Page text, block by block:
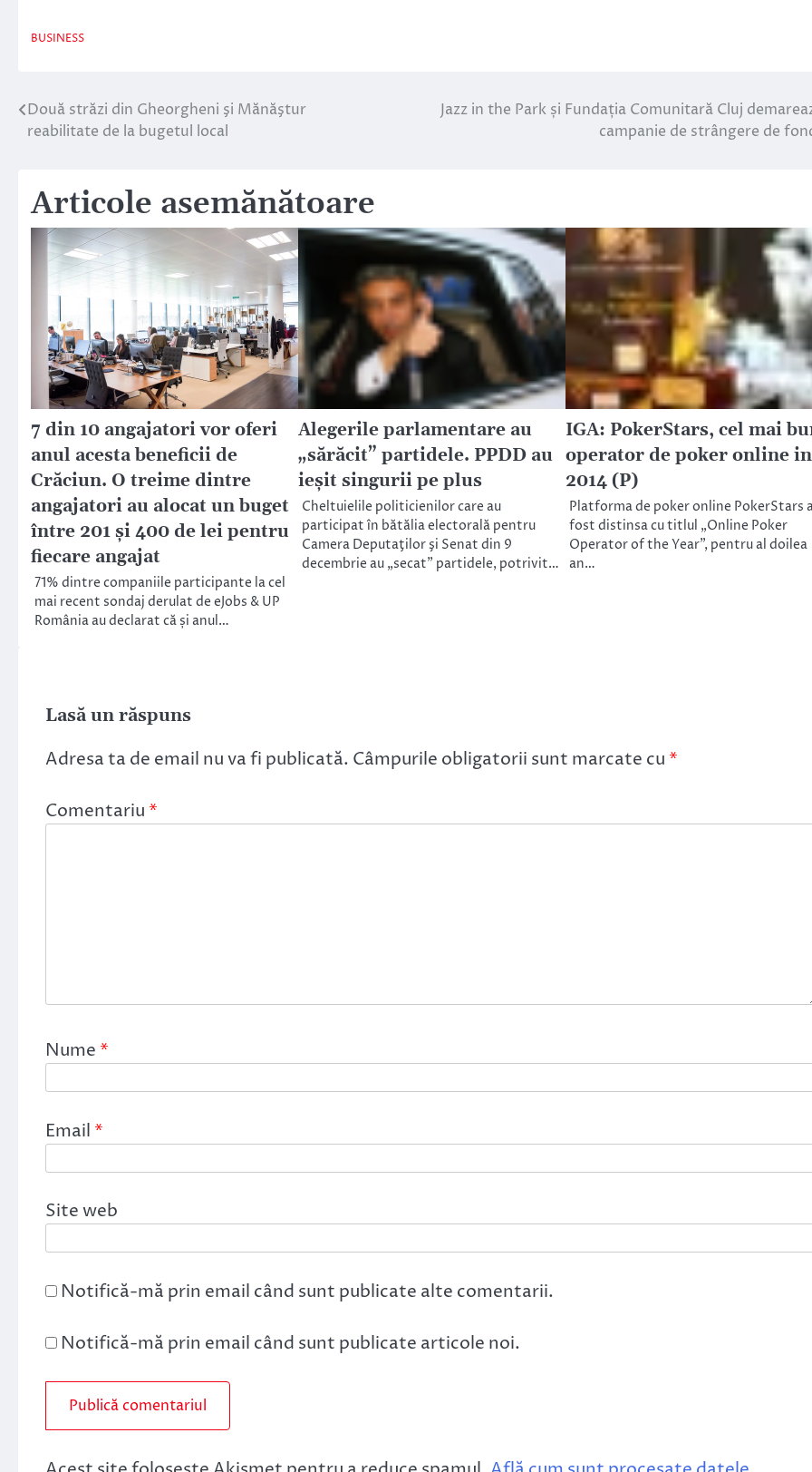
BUSINESS
Navigare
Două străzi din Gheorgheni şi Mănăştur
reabilitate de la bugetul local
Jazz in the Park și Fundația Comunitară Cluj
campanie de strângere de
Articole asemănătoare
7 din 10 angajatori vor oferi
anul acesta beneficii de
Crăciun. O treime dintre
angajatori au alocat un buget
între 201 și 400 de lei pentru
fiecare angajat
71% dintre companiile participante la cel
mai recent sondaj derulat de eJobs & UP
România au declarat că și anul…
Alegerile parlamentare au
„sărăcit” partidele. PPDD au
ieşit singurii pe plus
Cheltuielile politicienilor care au
participat în bătălia electorală pentru
Camera Deputaţilor şi Senat din 9
decembrie au „secat” partidele, potrivit…
IGA: PokerStars, cel mai
operator de poker online in
2014 (P)
Platforma de poker online PokerStars
fost distinsa cu titlul „Online Poker
Operator of the Year”, pentru al doilea
an…
Lasă un răspuns
Adresa ta de email nu va fi publicată. Câmpurile obligatorii sunt marcate cu *
Comentariu *
Nume *
Email *
Site web
Notifică-mă prin email când sunt publicate alte comentarii.
Notifică-mă prin email când sunt publicate articole noi.